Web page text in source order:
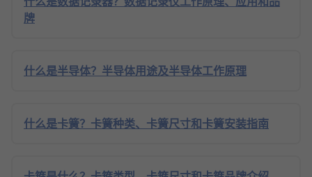
牌
什么是半导体？半导体用途及半导体工作原理
什么是卡簧？卡簧种类、卡簧尺寸和卡簧安装指南